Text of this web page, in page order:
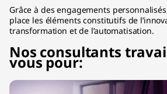
Grâce à des engagements
place les éléments constitutifs de
transformation et de l’automatisation.
Nos consultants
vous pour: